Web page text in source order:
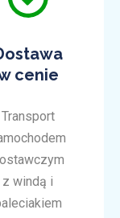
cenie
Transport
z windą i